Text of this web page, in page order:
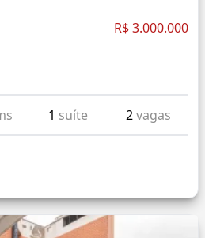
R$ 3.000.000
1 suíte 2vagas